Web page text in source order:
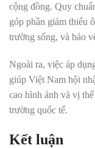
cộng đồng. Quy
góp phần giảm thiểu
trường sống, và bảo
Ngoài ra, việc áp
giúp Việt Nam hội
cao hình ảnh và vị
trường quốc tế.
Kết luận